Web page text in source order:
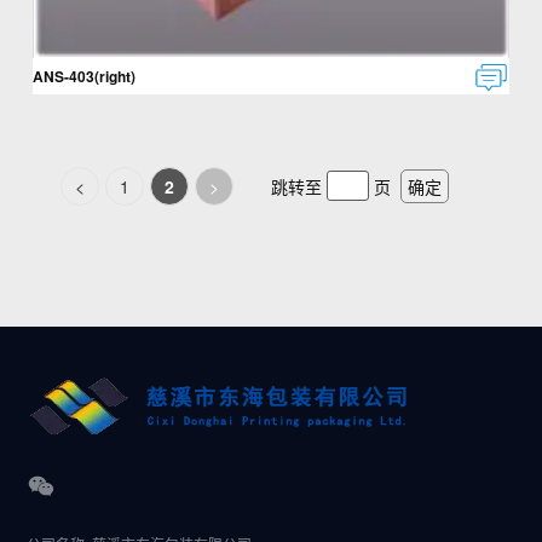
ANS-403(right)
< 1 2 > 跳转至 页 确定